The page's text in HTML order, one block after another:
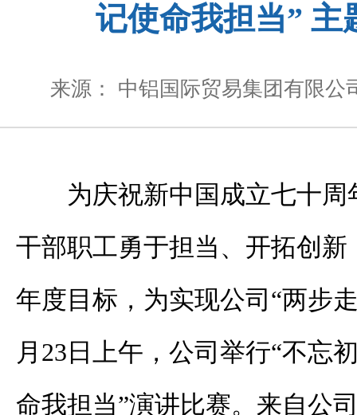
记使命我担当” 主
来源： 中铝国际贸易集团有限公
为庆祝新中国成立七十
干部职工勇于担当、开拓创
年度目标，为实现公司“两步
月23日上午，公司举行“不忘
命我担当”演讲比赛。来自公